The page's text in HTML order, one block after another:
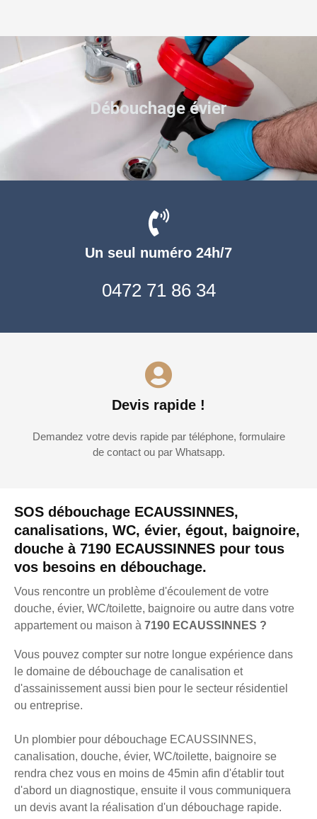
SOS débouchage ECAUSSINNES,
canalisations, WC, évier, égout, baignoire,
douche à 7190 ECAUSSINNES pour tous
vos besoins en débouchage.
Vous rencontre un problème d'écoulement de votre
douche, évier, WC/toilette, baignoire ou autre dans votre
appartement ou maison à 7190 ECAUSSINNES ?
Vous pouvez compter sur notre longue expérience dans
le domaine de débouchage de canalisation et
d'assainissement aussi bien pour le secteur résidentiel
ou entreprise.
Un plombier pour débouchage ECAUSSINNES,
canalisation, douche, évier, WC/toilette, baignoire se
rendra chez vous en moins de 45min afin d'établir tout
d'abord un diagnostique, ensuite il vous communiquera
un devis avant la réalisation d'un débouchage rapide.
Un seul numéro 24h/7
0472 71 86 34
Devis rapide !
Demandez votre devis rapide par téléphone, formulaire
de contact ou par Whatsapp.
Débouchage évier